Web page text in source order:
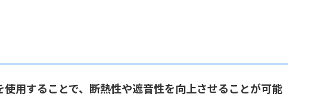
使用することで、断熱性や遮音性を向上させることが可能